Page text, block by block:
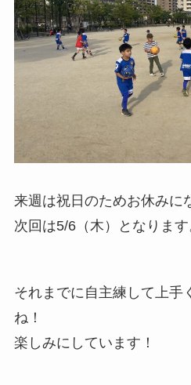
来週は祝日のためお休みに
次回は5/6（木）となります
それまでに自主練して上手
ね！
楽しみにしています！